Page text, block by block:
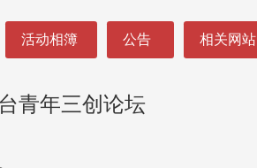
活动相簿 公告 相关网站
青年三创论坛
点
情谊 校友处
退 校友感念
头版 热门焦点